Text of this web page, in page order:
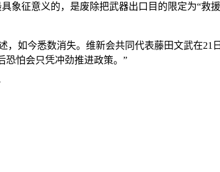
征意义的，是废除把武器出口目的限定为“救
如今悉数消失。维新会共同代表藤田文武在21
恐怕会只凭冲劲推进政策。”